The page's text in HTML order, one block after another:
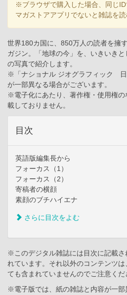
※ブラウザで購入した場合、同じ
マガストアアプリでないと雑誌を読
世界180カ国に、850万人の読者を擁
ガジン。「地球の今」を、いきいき
の写真で紹介します。
※「ナショナル ジオグラフィック 日
が一部異なる場合がございます。
※電子化にあたり、著作権・使用権
載しておりません。
目次
英語版編集長から
フォーカス（1）
フォーカス（2）
寄稿者の横顔
素顔のブチハイエナ
さらに目次をよむ
※このデジタル雑誌には目次に記載さ
れています。それ以外のコンテンツ
ても含まれていませんのでご注意くだ
※電子版では、紙の雑誌と内容が一